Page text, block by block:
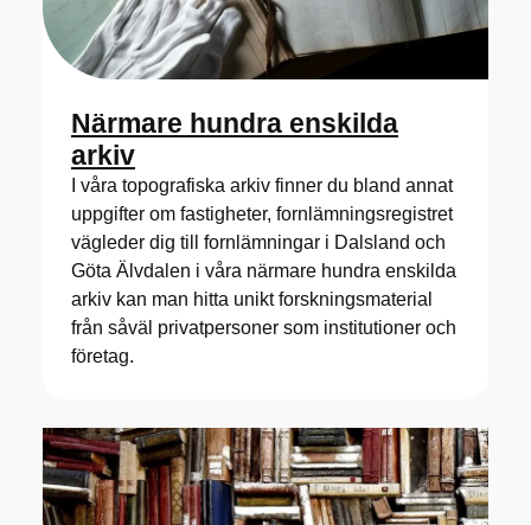
Närmare hundra enskilda
arkiv
I våra topografiska arkiv finner du bland annat
uppgifter om fastigheter, fornlämningsregistret
vägleder dig till fornlämningar i Dalsland och
Göta Älvdalen i våra närmare hundra enskilda
arkiv kan man hitta unikt forskningsmaterial
från såväl privatpersoner som institutioner och
företag.